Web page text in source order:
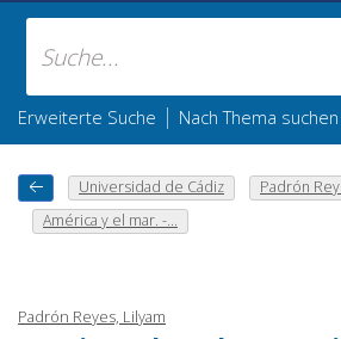
Erweiterte Suche | Nach Thema suchen
Universidad de Cádiz
Padrón
América y el mar. -...
Padrón Reyes, Lilyam